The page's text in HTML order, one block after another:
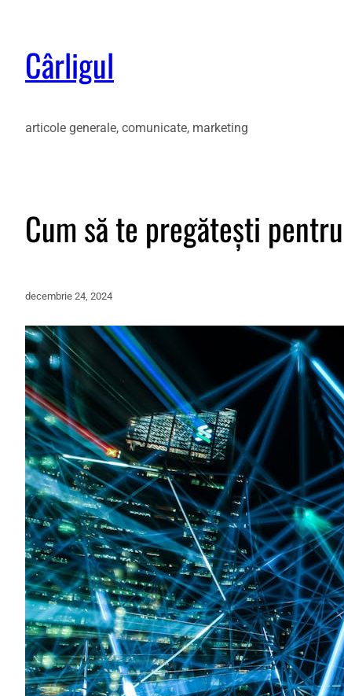
Cârligul
articole generale, comunicate, marketing
Cum să te pregătești
decembrie 24, 2024